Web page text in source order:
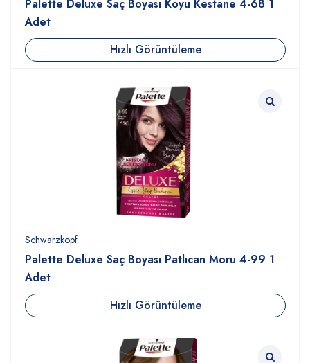
Palette Deluxe Saç Boyası Koyu Kestane 4-68 1
Adet
Hızlı Görüntüleme
Schwarzkopf
Palette Deluxe Saç Boyası Patlıcan Moru 4-99 1
Adet
Hızlı Görüntüleme